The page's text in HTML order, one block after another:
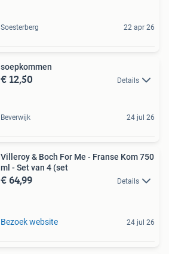
Soesterberg 22 apr 26
soepkommen
€ 12,50 Details
Beverwijk 24 jul 26
Villeroy & Boch For Me - Franse Kom 750
ml - Set van 4 (set
€ 64,99 Details
Bezoek website 24 jul 26